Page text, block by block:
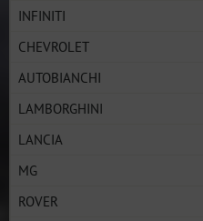
INFINITI
CHEVROLET
AUTOBIANCHI
LAMBORGHINI
LANCIA
MG
ROVER